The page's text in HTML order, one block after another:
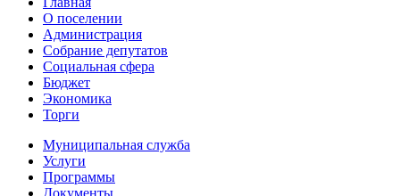
О поселении
Администрация
Собрание депутатов
Социальная сфера
Бюджет
Экономика
Торги
Муниципальная служба
Услуги
Программы
Документы